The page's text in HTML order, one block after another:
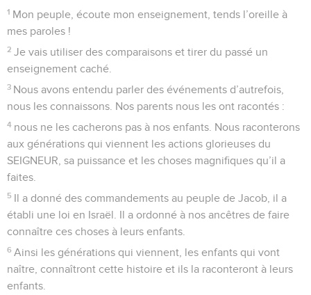
1 Mon peuple, écoute mon enseignement, tends l’oreille à
mes paroles !
2 Je vais utiliser des comparaisons et tirer du passé un
enseignement caché.
3 Nous avons entendu parler des événements d’autrefois,
nous les connaissons. Nos parents nous les ont racontés :
4 nous ne les cacherons pas à nos enfants. Nous raconterons
aux générations qui viennent les actions glorieuses du
SEIGNEUR, sa puissance et les choses magnifiques qu’il a
faites.
5 Il a donné des commandements au peuple de Jacob, il a
établi une loi en Israël. Il a ordonné à nos ancêtres de faire
connaître ces choses à leurs enfants.
6 Ainsi les générations qui viennent, les enfants qui vont
naître, connaîtront cette histoire et ils la raconteront à leurs
enfants.